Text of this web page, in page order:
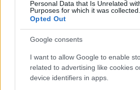
Personal Data that Is Unrelated
Purposes for which it was collected.
Opted Out
Google consents
I want to allow Google to enable
related to advertising like cookies
device identifiers in apps.
Πιο
Μητσοτάκης στην
για την ηλεκτρική
Κύπρου: «Ισχυρή ψήφος
είσοδος της Meridiam